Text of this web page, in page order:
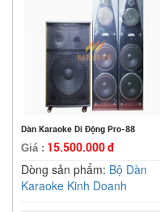
Dàn Karaoke Di Động Pro-88
Giá : 15.500.000 đ
Dòng sản phẩm: Bộ Dàn
Karaoke Kinh Doanh